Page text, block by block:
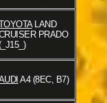
LAND
PRADO
A4 (8EC, B7)